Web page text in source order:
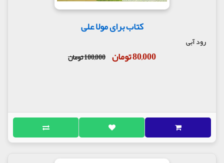
کتاب برای مولا علی
رود آبی
80,000 تومان 100,000 تومان